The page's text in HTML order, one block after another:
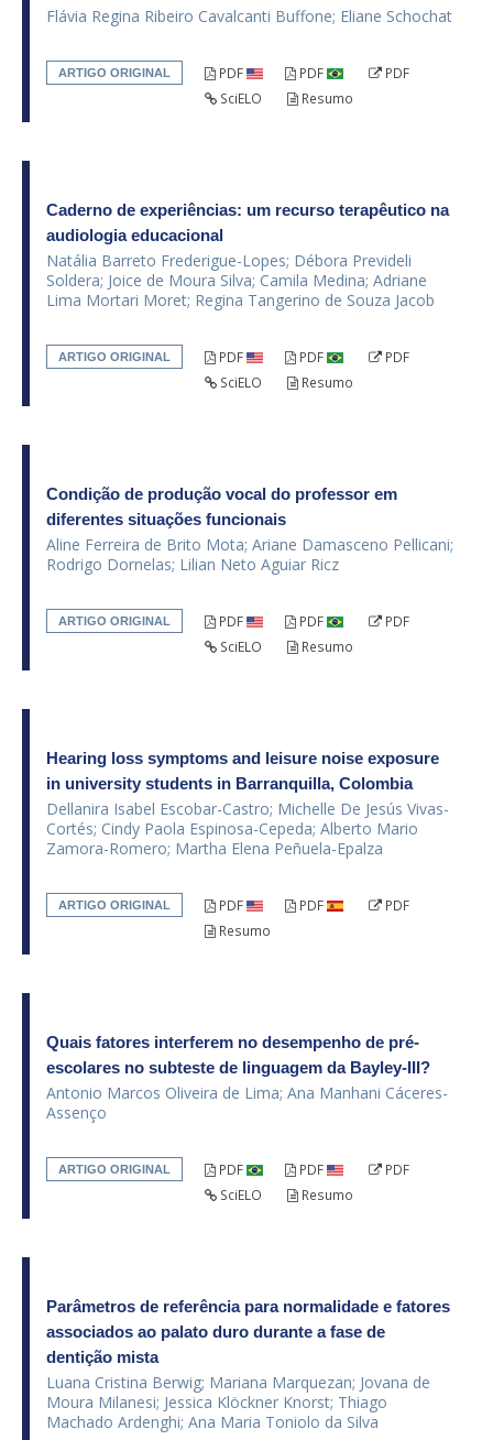
Flávia Regina Ribeiro Cavalcanti Buffone; Eliane Schochat
ARTIGO ORIGINAL PDF PDF
PDF
SciELO
Resumo
Caderno de experiências: um recurso terapêutico na
audiologia educacional
Natália Barreto Frederigue-Lopes; Débora Prevideli
Soldera; Joice de Moura Silva; Camila Medina; Adriane
Lima Mortari Moret; Regina Tangerino de Souza Jacob
ARTIGO ORIGINAL PDF PDF
PDF
SciELO
Resumo
Condição de produção vocal do professor em
diferentes situações funcionais
Aline Ferreira de Brito Mota; Ariane Damasceno Pellicani;
Rodrigo Dornelas; Lilian Neto Aguiar Ricz
ARTIGO ORIGINAL PDF PDF
PDF
SciELO
Resumo
Hearing loss symptoms and leisure noise exposure
in university students in Barranquilla, Colombia
Dellanira Isabel Escobar-Castro; Michelle De Jesús Vivas-
Cortés; Cindy Paola Espinosa-Cepeda; Alberto Mario
Zamora-Romero; Martha Elena Peñuela-Epalza
ARTIGO ORIGINAL PDF PDF
PDF
Resumo
Quais fatores interferem no desempenho de pré-
escolares no subteste de linguagem da Bayley-III?
Antonio Marcos Oliveira de Lima; Ana Manhani Cáceres-
Assenço
ARTIGO ORIGINAL PDF PDF
PDF
SciELO
Resumo
Parâmetros de referência para normalidade e fatores
associados ao palato duro durante a fase de
dentição mista
Luana Cristina Berwig; Mariana Marquezan; Jovana de
Moura Milanesi; Jessica Klöckner Knorst; Thiago
Machado Ardenghi; Ana Maria Toniolo da Silva